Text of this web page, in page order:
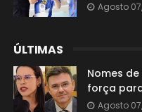
Agosto
ÚLTIMAS
Nomes
força
Agosto